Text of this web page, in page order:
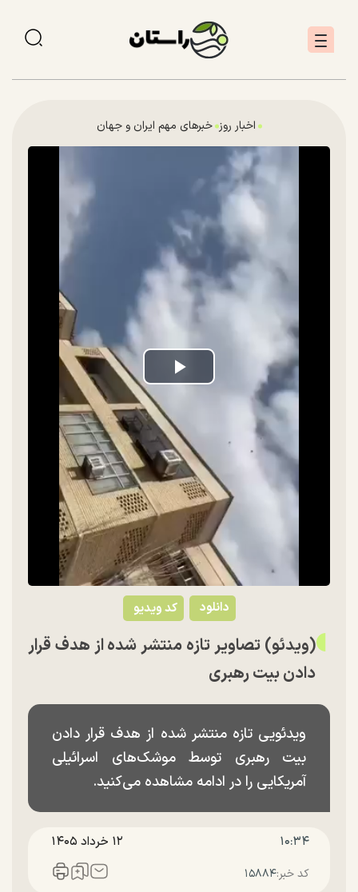
اخبار روز خبرهای مهم ایران و جهان
Play
Video
کد ویدیو دانلود
(ویدئو) تصاویر تازه منتشر شده از هدف قرار
دادن بیت رهبری
ویدئویی تازه منتشر شده از هدف قرار دادن
بیت رهبری توسط موشک‌های اسرائیلی
آمریکایی را در ادامه مشاهده می‌کنید.
۱۰:۳۴ ۱۲ خرداد ۱۴۰۵
کد خبر:۱۵۸۸۴